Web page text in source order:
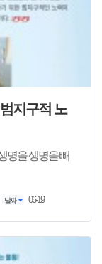
지구적 노
명을 생명을 빼
날짜 06-19